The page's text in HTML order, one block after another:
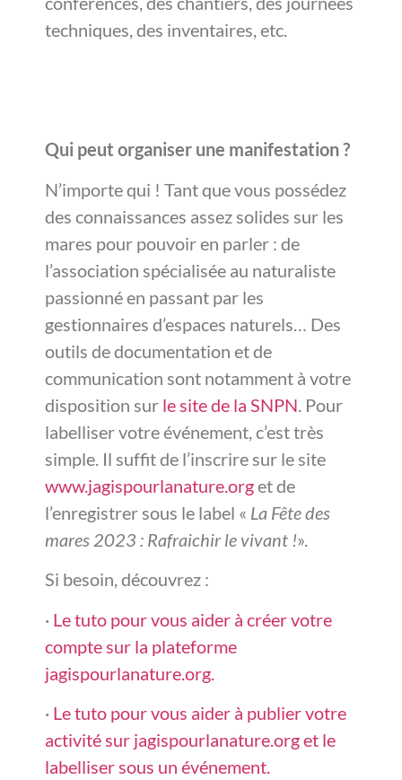
techniques, des inventaires, etc.
Qui peut organiser une manifestation ?
N’importe qui ! Tant que vous possédez
des connaissances assez solides sur les
mares pour pouvoir en parler : de
l’association spécialisée au naturaliste
passionné en passant par les
gestionnaires d’espaces naturels… Des
outils de documentation et de
communication sont notamment à votre
disposition sur le site de la SNPN . Pour
labelliser votre événement, c’est très
simple. Il suffit de l’inscrire sur le site
www.jagispourlanature.orget de
l’enregistrer sous le label « La Fête des
mares 2023 : Rafraichir le vivant !».
Si besoin, découvrez :
· Le tuto pour vous aider à créer votre
compte sur la plateforme
jagispourlanature.org.
· Le tuto pour vous aider à publier votre
activité sur jagispourlanature.org et le
labelliser sous un événement.